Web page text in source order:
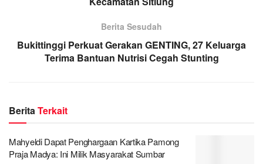
Berita Sesudah
Bukittinggi Perkuat Gerakan GENTING, 27 Keluarga
Terima Bantuan Nutrisi Cegah Stunting
BeritaTerkait
Mahyeldi Dapat Penghargaan Kartika Pamong
Praja Madya: Ini Milik Masyarakat Sumbar